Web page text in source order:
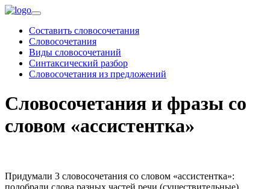
Составить словосочетания
Словосочетания
Виды словосочетаний
Синтаксический разбор
Словосочетания из предложений
Словосочетания и фразы со
словом «ассистентка»
Придумали 3 словосочетания со словом «ассистентка»:
подобрали слова разных частей речи (существительные).